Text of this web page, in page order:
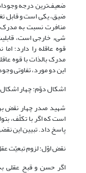
ضعیف‌ترین درجه
ضیق، یکى است و قابل
منافرت نسبت به
شیء خارجى است،
قوه عاقله را دارد؛
مدرک بالذات با قوه
این دو مورد، تفاوتی وجود
اشکال دوّم: چهار
شهید صدر چهار نقض
است که اگر با تکلّف،
پاسخ داد. تبیین این
نقض اوّل: لزوم تبعیّت
اگر حسن و قبح عقلى